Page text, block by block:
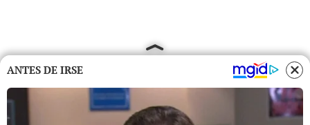
ANTES DE IRSE